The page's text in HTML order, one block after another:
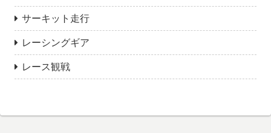
サーキット走行
レーシングギア
レース観戦